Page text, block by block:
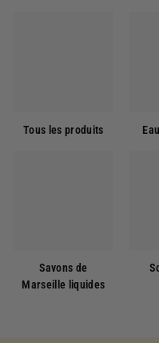
Tous les produits
Savons de
Marseille liquides